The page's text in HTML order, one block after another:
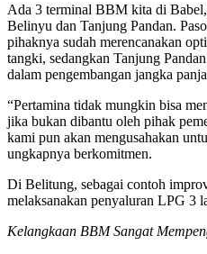
Ada 3 terminal BBM kita di
Belinyu dan Tanjung Pandan.
pihaknya sudah merencanakan
tangki, sedangkan Tanjung
dalam pengembangan jangka
“Pertamina tidak mungkin bisa
jika bukan dibantu oleh pihak
kami pun akan mengusahakan
ungkapnya berkomitmen.
Di Belitung, sebagai contoh
melaksanakan penyaluran LPG 3
Kelangkaan BBM Sangat